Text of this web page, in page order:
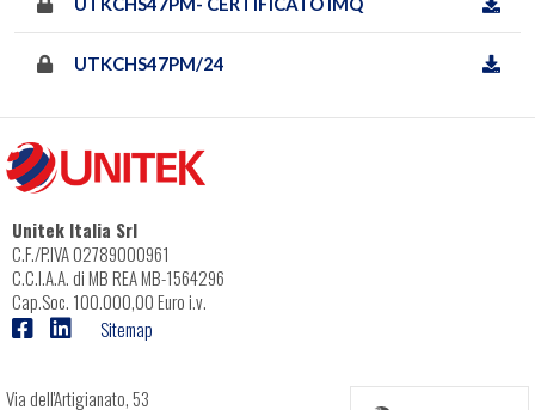
UTKCHS47PM/24
Unitek Italia Srl
C.F./P.IVA 02789000961
C.C.I.A.A. di MB REA MB-1564296
Cap.Soc. 100.000,00 Euro i.v.
Sitemap
Via dell'Artigianato, 53